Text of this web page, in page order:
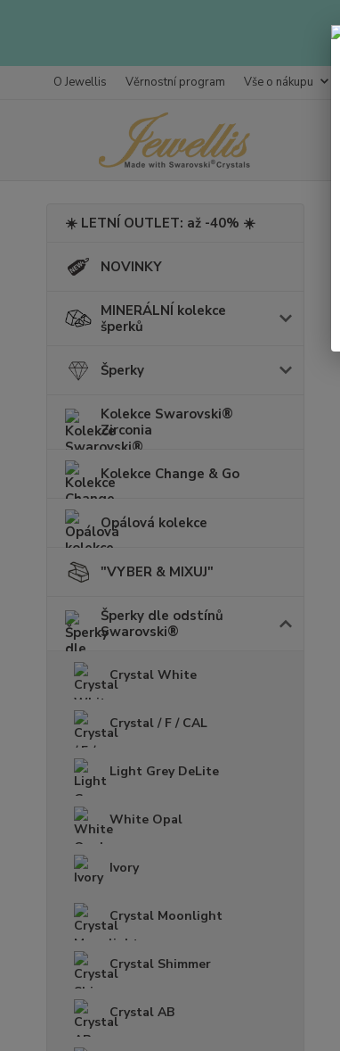
O Jewellis Věrnostní program Vše o nákupu
☀️ LETNÍ OUTLET: až -40% ☀️
NOVINKY
MINERÁLNÍ kolekce
šperků
Šperky
Kolekce Swarovski®
Zirconia
Kolekce Change & Go
Opálová kolekce
"VYBER & MIXUJ"
Šperky dle odstínů
Swarovski®
Crystal White
Crystal / F / CAL
Light Grey DeLite
White Opal
Ivory
Crystal Moonlight
Crystal Shimmer
Crystal AB